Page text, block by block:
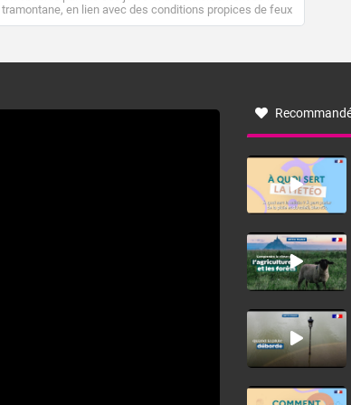
tramontane, en lien avec des conditions propices de feux
de forêt. Mais qu'est-ce que la tramontane ? Quelles sont
à nord-ouest, dans un secteur qui part du Roussillon à la
monts, en allusion aux régions montagneuses d’où